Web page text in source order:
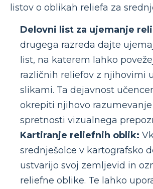
listov o oblikah reliefa za
Delovni list za ujemanje
drugega razreda dajte
list, na katerem lahko
različnih reliefov z njihovimi
slikami. Ta dejavnost
okrepiti njihovo
spretnosti vizualnega
Kartiranje reliefnih oblik:
srednješolce v kartografsko
ustvarijo svoj zemljevid in
reliefne oblike. Te lahko